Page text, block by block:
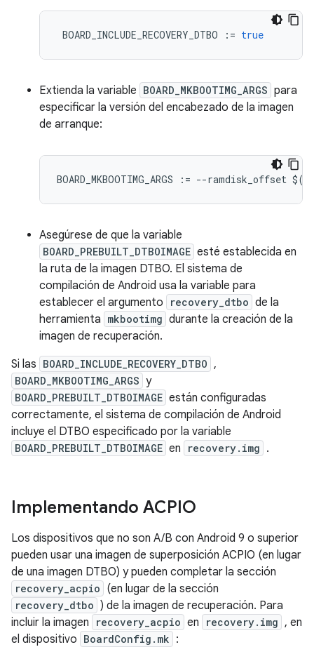
BOARD_INCLUDE_RECOVERY_DTBO := true
Extienda la variable BOARD_MKBOOTIMG_ARGS para
especificar la versión del encabezado de la imagen
de arranque:
BOARD_MKBOOTIMG_ARGS := --ramdisk_offset $(
Asegúrese de que la variable
BOARD_PREBUILT_DTBOIMAGE esté establecida en
la ruta de la imagen DTBO. El sistema de
compilación de Android usa la variable para
establecer el argumento
recovery_dtbo de la
herramienta mkbootimg durante la creación de la
imagen de recuperación.
Si las BOARD_INCLUDE_RECOVERY_DTBO ,
BOARD_MKBOOTIMG_ARGS y
BOARD_PREBUILT_DTBOIMAGE están configuradas
correctamente, el sistema de compilación de Android
incluye el DTBO especificado por la variable
BOARD_PREBUILT_DTBOIMAGE en recovery.img .
Implementando ACPIO
Los dispositivos que no son A/B con Android 9 o superior
pueden usar una imagen de superposición ACPIO (en lugar
de una imagen DTBO) y pueden completar la sección
recovery_acpio (en lugar de la sección
recovery_dtbo ) de la imagen de recuperación. Para
incluir la imagen
recovery_acpio en recovery.img , en
el dispositivo BoardConfig.mk :